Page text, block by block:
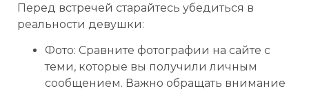
Перед встречей старайтесь убедиться в
реальности девушки:
Фото: Сравните фотографии на сайте с
теми, которые вы получили личным
сообщением. Важно обращать внимание